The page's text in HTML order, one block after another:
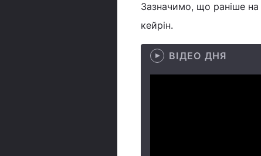
Зазначимо, що раніше на
кейрін.
ВІДЕО ДНЯ